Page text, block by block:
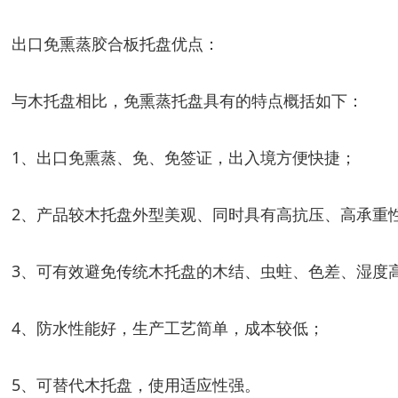
出口免熏蒸胶合板托盘优点：
与木托盘相比，免熏蒸托盘具有的特点概括如下：
1、出口免熏蒸、免、免签证，出入境方便快捷；
2、产品较木托盘外型美观、同时具有高抗压、高承重
3、可有效避免传统木托盘的木结、虫蛀、色差、湿度
4、防水性能好，生产工艺简单，成本较低；
5、可替代木托盘，使用适应性强。